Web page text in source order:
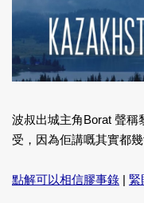
波叔出城主角Borat 聲
受，因為佢講嘅其實都幾
點解可以相信膠事錄 緊